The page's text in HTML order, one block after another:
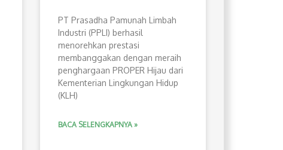
PT Prasadha Pamunah Limbah
Industri (PPLI) berhasil
menorehkan prestasi
membanggakan dengan meraih
penghargaan PROPER Hijau dari
Kementerian Lingkungan Hidup
(KLH)
BACA SELENGKAPNYA »